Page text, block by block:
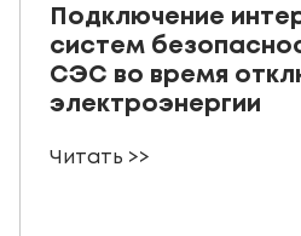
Подключение
систем
СЭС во время
электроэнергии
Читать >>